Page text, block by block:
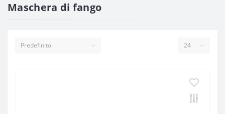
Maschera di fango